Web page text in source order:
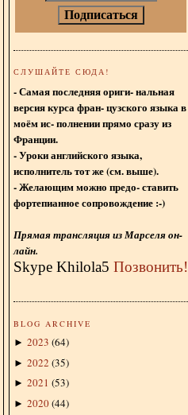
СЛУШАЙТЕ СЮДА!
- Самая последняя ориги- нальная
версия курса фран- цузского языка в
моём ис- полнении прямо сразу из
Франции.
- Уроки английского языка,
исполнитель тот же (см. выше).
- Желающим можно предо- ставить
фортепианное сопровождение :-)
Прямая трансляция из Марселя он-
лайн.
Skype Khilola5 Позвонить!
BLOG ARCHIVE
► 2023 (64)
► 2022 (35)
► 2021 (53)
► 2020(44)